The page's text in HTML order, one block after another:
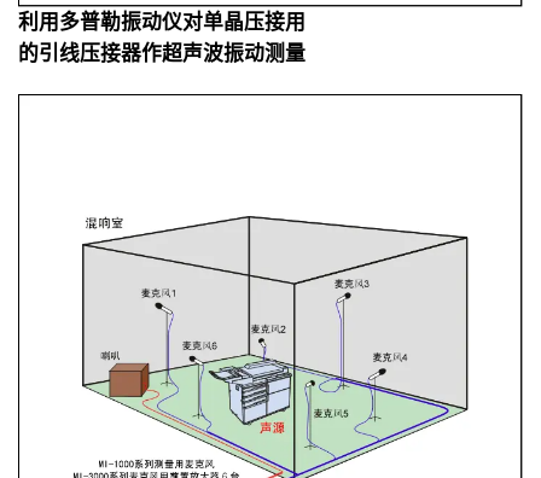
利用多普勒振动仪对单晶压接用
的引线压接器作超声波振动测量